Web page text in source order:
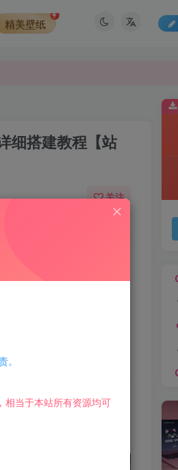
精美壁纸
细搭建教程【站
关注
界的八方争夺之路。
法以及以遭遇战、竞技
相当于本站所有资源均可